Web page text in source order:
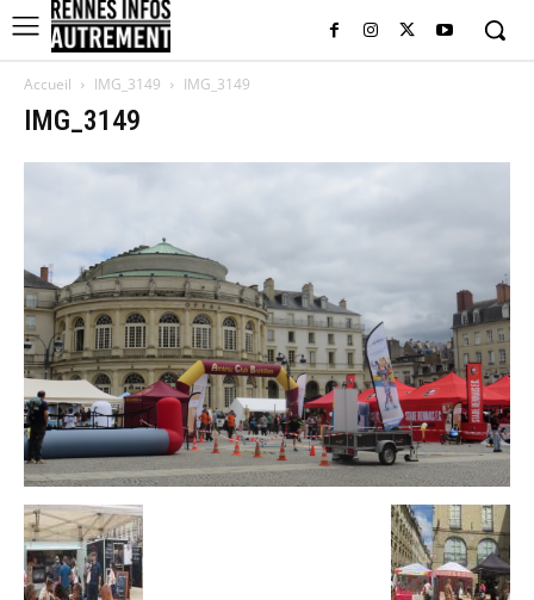
Accueil IMG_3149 IMG_3149
IMG_3149